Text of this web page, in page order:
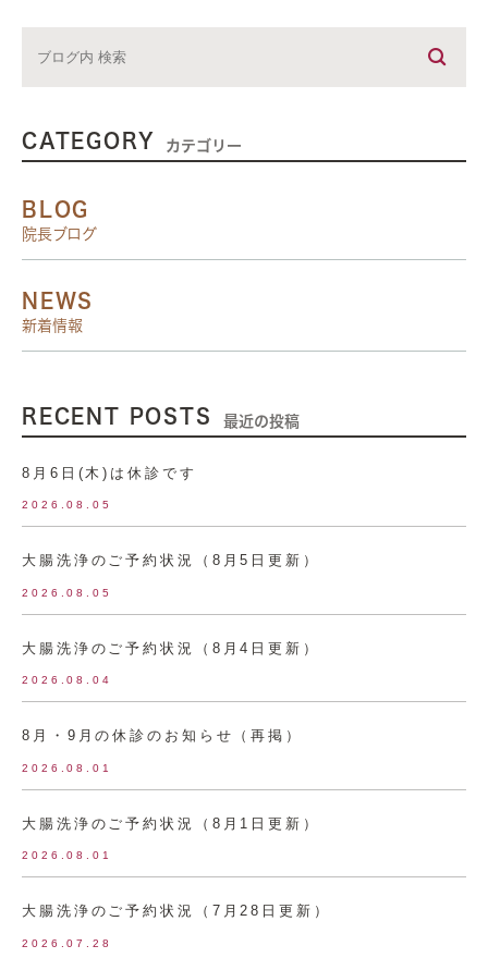
CATEGORY カテゴリー
BLOG
院長ブログ
NEWS
新着情報
RECENT POSTS 最近の投稿
8月6日(木)は休診です
2026.08.05
大腸洗浄のご予約状況（8月5日更新）
2026.08.05
大腸洗浄のご予約状況（8月4日更新）
2026.08.04
8月・9月の休診のお知らせ（再掲）
2026.08.01
大腸洗浄のご予約状況（8月1日更新）
2026.08.01
大腸洗浄のご予約状況（7月28日更新）
2026.07.28